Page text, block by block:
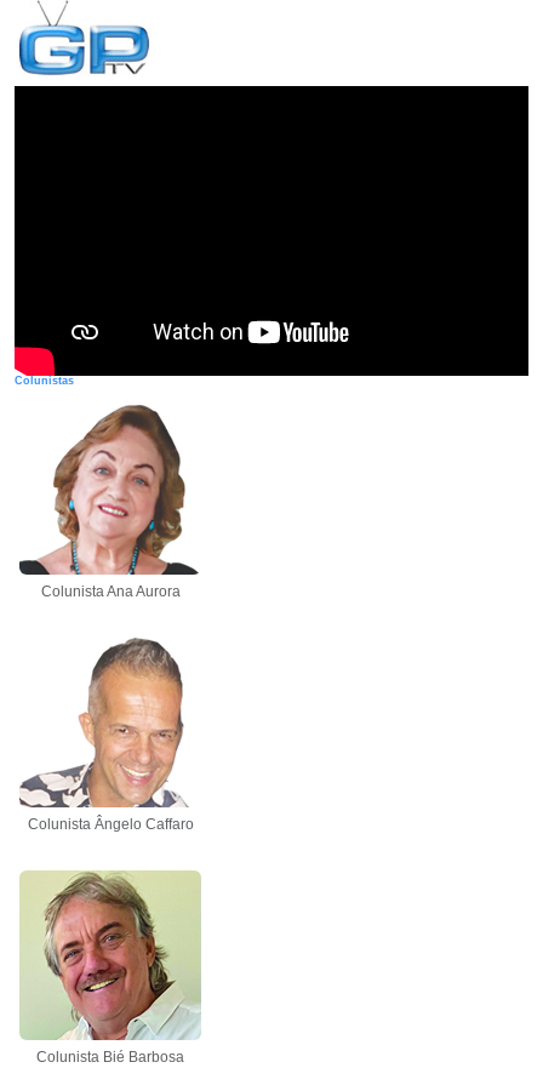
Colunistas
Colunista Ana Aurora
Colunista Ângelo Caffaro
Colunista Bié Barbosa